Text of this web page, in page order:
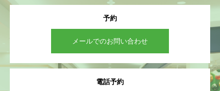
予約
メールでのお問い合わせ
電話予約